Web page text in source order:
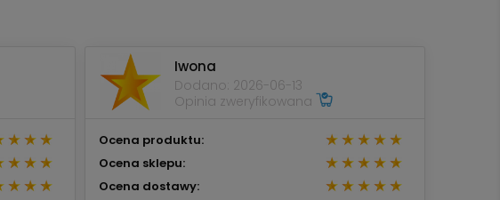
Iwona
Dodano: 2026-06-13
Opinia zweryfikowana
Ocena produktu:
Ocena sklepu:
Ocena dostawy: